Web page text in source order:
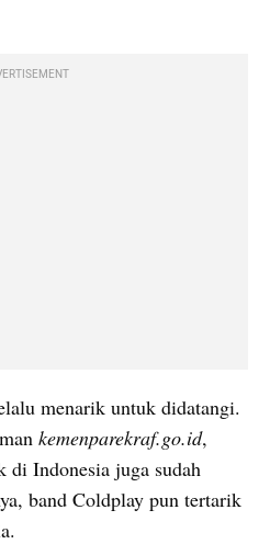
menarik untuk didatangi.
kemenparekraf.go.id,
di Indonesia juga sudah
band Coldplay pun tertarik